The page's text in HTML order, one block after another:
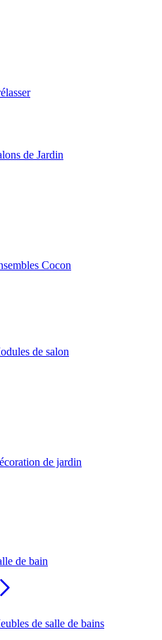
de Jardin
Cocon
de salon
de jardin
de bain
de salle de bains